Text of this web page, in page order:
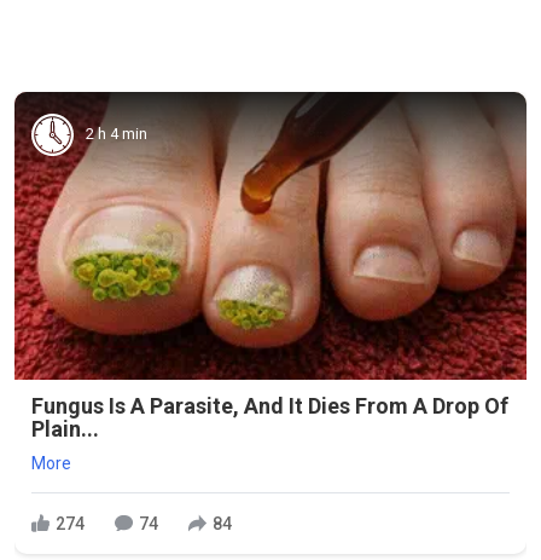
2 h 4 min
Fungus Is A Parasite, And It Dies From A Drop Of
Plain...
More
274 74 84